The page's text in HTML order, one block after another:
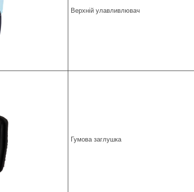
Верхній улавливлювач
Гумова заглушка